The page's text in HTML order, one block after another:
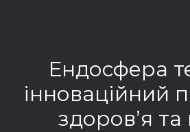
Ендосфера
інноваційний
здоров’я та